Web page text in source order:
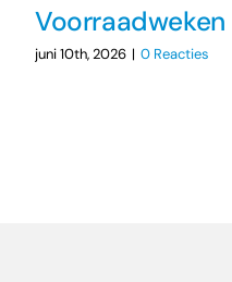
Voorraadweken
juni 10th, 2026 | 0 Reacties